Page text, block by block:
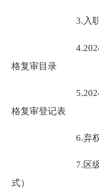
3.入
格复审目录
格复审登记表
6.弃
7.区
式）